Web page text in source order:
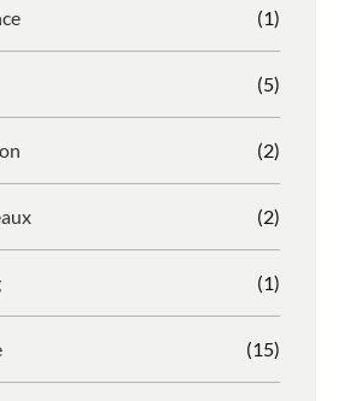
(1)
(5)
(2)
(2)
(1)
(15)